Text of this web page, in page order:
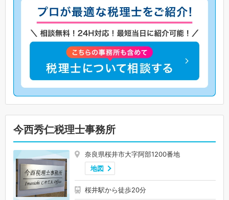
今西秀仁税理士事務所
奈良県桜井市大字阿部1200番地
地図
桜井駅から徒歩20分